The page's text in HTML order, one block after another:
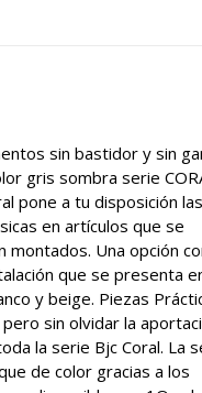
sin bastidor y sin
gris sombra serie
pone a tu disposición las
en artículos que se
montados. Una opción
que se presenta
y beige. Piezas
sin olvidar la
la serie Bjc Coral. La
de color gracias a los